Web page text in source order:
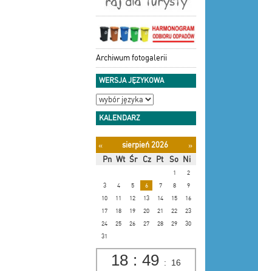
Archiwum fotogalerii
WERSJA JĘZYKOWA
KALENDARZ
« sierpień 2026
»
Pn Wt Śr Cz Pt So Ni
1
2
3
4 5 6 7 8
9
10
11 12 13 14 15
16
17
18 19 20 21 22
23
24
25 26 27 28 29
30
31
18 : 49 : 17